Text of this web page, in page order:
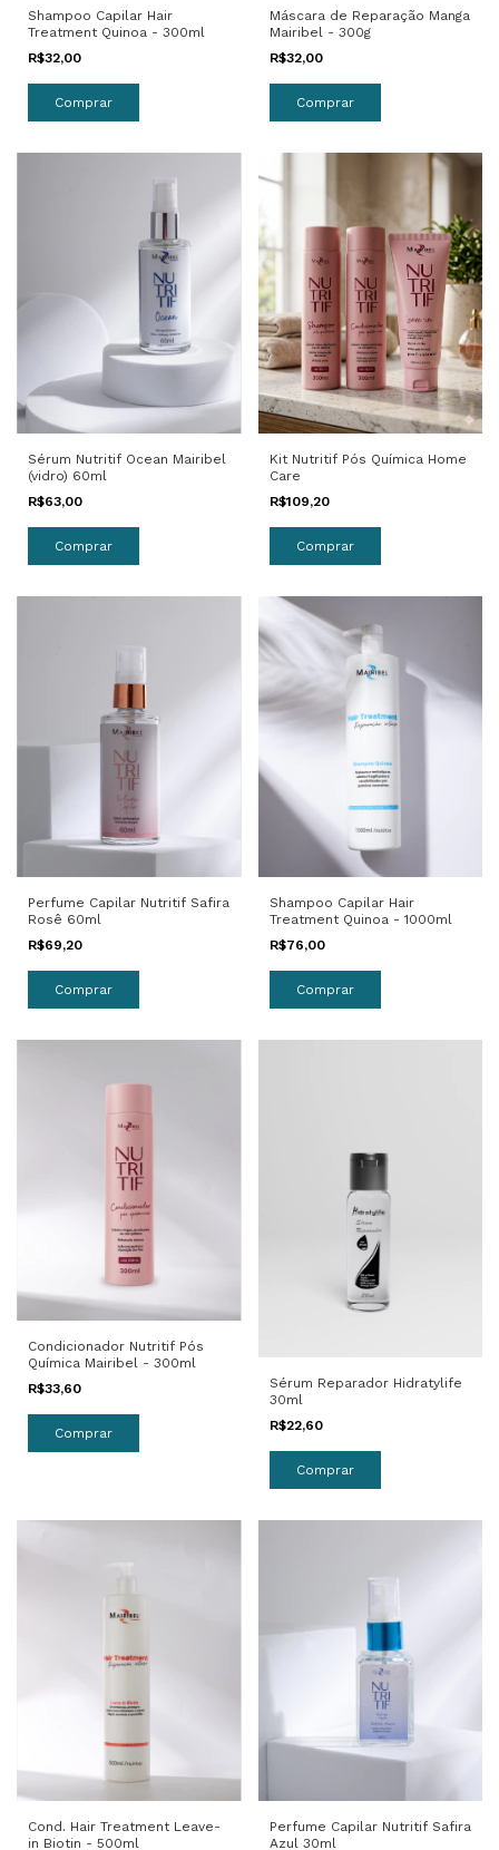
Shampoo Capilar Hair
Treatment Quinoa - 300ml
R$32,00
Máscara de Reparação Manga
Mairibel - 300g
R$32,00
Sérum Nutritif Ocean Mairibel
(vidro) 60ml
R$63,00
Kit Nutritif Pós Química Home
Care
R$109,20
Perfume Capilar Nutritif Safira
Rosê 60ml
R$69,20
Shampoo Capilar Hair
Treatment Quinoa - 1000ml
R$76,00
Condicionador Nutritif Pós
Química Mairibel - 300ml
R$33,60
Sérum Reparador Hidratylife
30ml
R$22,60
Cond. Hair Treatment Leave-
in Biotin - 500ml
Perfume Capilar Nutritif Safira
Azul 30ml